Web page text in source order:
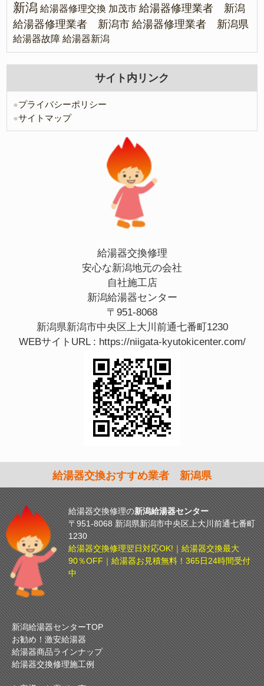
新潟 給湯器修理交換 加茂市 給湯器修理業者 新潟
給湯器修理業者 新潟市 給湯器修理業者 新潟県
給湯器故障 給湯器新潟
サイト内リンク
●プライバシーポリシー
●サイトマップ
給湯器交換修理
安心な新潟地元の会社
自社施工店
新潟給湯器センター
〒951-8068
新潟県新潟市中央区上大川前通七番町1230
WEBサイトURL : https://niigata-kyutokicenter.com/
給湯器交換おすすめ業者 新潟県
給湯器交換修理の新潟給湯器センター
〒951-8068 新潟県新潟市中央区上大川前通七番町
1230
給湯器交換修理翌日対応OK!｜給湯器交換最大
90％OFF｜給湯器お見積無料！365日24時間受付
中
新潟給湯器センターTOP
お勧め！激安給湯器
給湯器商品ラインナップ
給湯器交換修理施工例